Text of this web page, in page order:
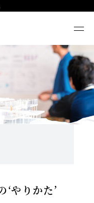
やりかた’